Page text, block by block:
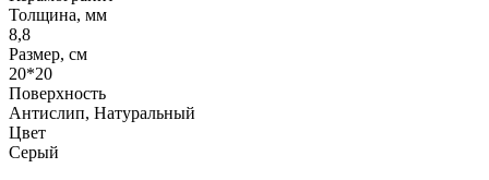
Толщина, мм
8,8
Размер, см
20*20
Поверхность
Антислип, Натуральный
Цвет
Серый